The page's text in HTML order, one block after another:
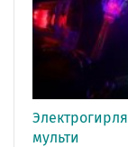
мульти